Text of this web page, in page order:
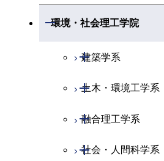
エネルギ
物質・情
地球生命コ
エンジニ
ース
原子核工学
人間医療
コース
エネルギ
エネルギ
ライフエ
情報通信
エンジニ
ース
人間医療
経営工学系
開閉
経営工学コ
エンジニ
専門科目
エネルギ
ース
原子核工学
人間医療
応用化学
ース
原子核工学
専門科目
ース
知能情報コ
エネルギ
生命理工学系
開閉
生命理工学
ライフエ
専門科目
環境・社会理工学院
開閉
建築学系
開閉
建築学コー
エンジニ
土木・環境工学系
開閉
土木工学コ
エンジニ
融合理工学系
開閉
地球環境共
社会・人間科学系
開閉